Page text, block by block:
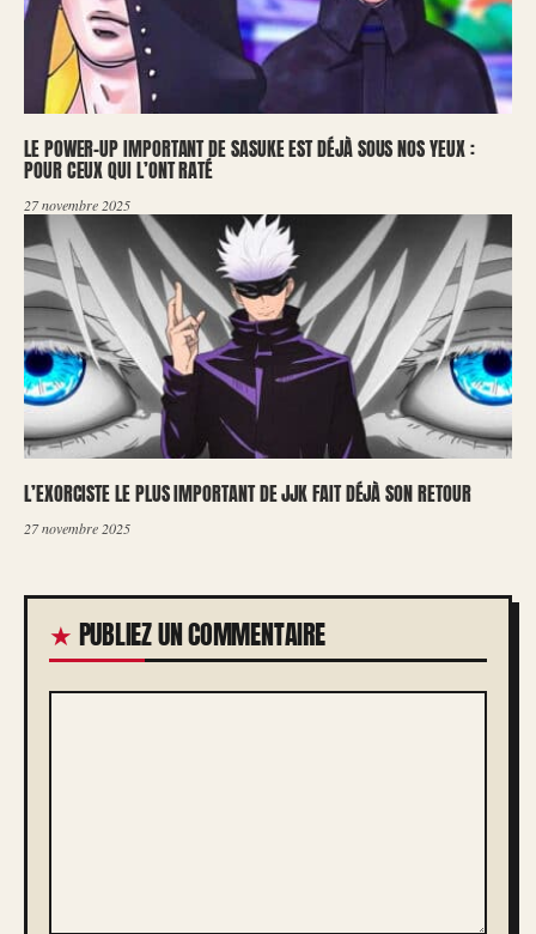
LE POWER-UP IMPORTANT DE SASUKE EST DÉJÀ SOUS NOS YEUX :
POUR CEUX QUI L’ONT RATÉ
27 novembre 2025
L’EXORCISTE LE PLUS IMPORTANT DE JJK FAIT DÉJÀ SON RETOUR
27 novembre 2025
PUBLIEZ UN COMMENTAIRE
COMMENTAIRE